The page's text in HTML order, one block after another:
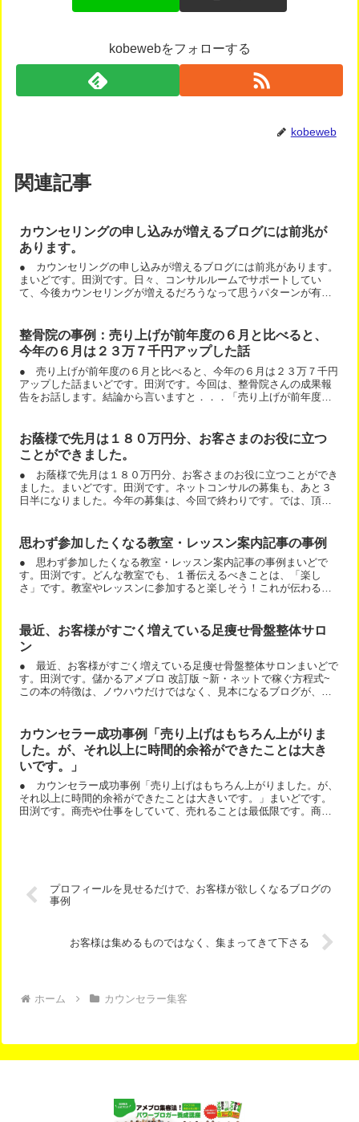
kobewebをフォローする
kobeweb
関連記事
カウンセリングの申し込みが増えるブログには前兆が
あります。
● カウンセリングの申し込みが増えるブログには前兆があります。
まいどです。田渕です。日々、コンサルルームでサポートしてい
て、今後カウンセリングが増えるだろうなって思うパターンが有り
整骨院の事例：売り上げが前年度の６月と比べると、
今年の６月は２３万７千円アップした話
● 売り上げが前年度の６月と比べると、今年の６月は２３万７千円
アップした話まいどです。田渕です。今回は、整骨院さんの成果報
告をお話します。結論から言いますと．．．「売り上げが前年度の
お蔭様で先月は１８０万円分、お客さまのお役に立つ
ことができました。
● お蔭様で先月は１８０万円分、お客さまのお役に立つことができ
ました。まいどです。田渕です。ネットコンサルの募集も、あと３
日半になりました。今年の募集は、今回で終わりです。では、頂き
思わず参加したくなる教室・レッスン案内記事の事例
● 思わず参加したくなる教室・レッスン案内記事の事例まいどで
す。田渕です。どんな教室でも、１番伝えるべきことは、「楽し
さ」です。教室やレッスンに参加すると楽しそう！これが伝わると
最近、お客様がすごく増えている足痩せ骨盤整体サロ
ン
● 最近、お客様がすごく増えている足痩せ骨盤整体サロンまいどで
す。田渕です。儲かるアメブロ 改訂版 ~新・ネットで稼ぐ方程式~
この本の特徴は、ノウハウだけではなく、見本になるブログが、い
カウンセラー成功事例「売り上げはもちろん上がりま
した。が、それ以上に時間的余裕ができたことは大き
いです。」
● カウンセラー成功事例「売り上げはもちろん上がりました。が、
それ以上に時間的余裕ができたことは大きいです。」まいどです。
田渕です。商売や仕事をしていて、売れることは最低限です。商売
プロフィールを見せるだけで、お客様が欲しくなるブログの
事例
お客様は集めるものではなく、集まってきて下さる
ホーム カウンセラー集客